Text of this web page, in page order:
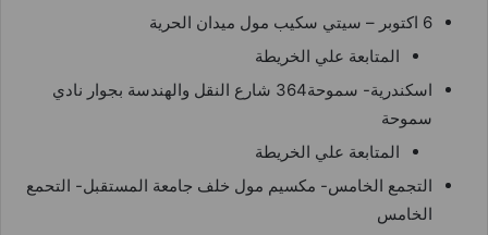
6 اكتوبر – سيتي سكيب مول ميدان الحرية
المتابعة علي الخريطة
اسكندرية- سموحة364 شارع النقل والهندسة بجوار نادي
سموحة
المتابعة علي الخريطة
التجمع الخامس- مكسيم مول خلف جامعة المستقبل- التحمع
الخامس